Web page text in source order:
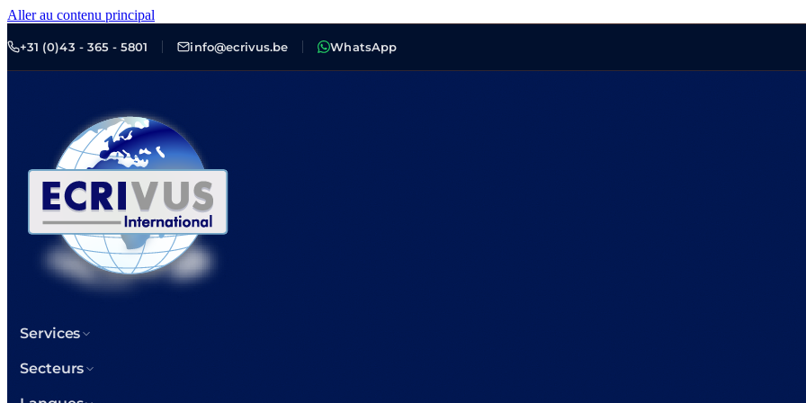
Aller au contenu principal
+31 (0)43 - 365 - 5801 info@ecrivus.be WhatsApp
Services
Secteurs